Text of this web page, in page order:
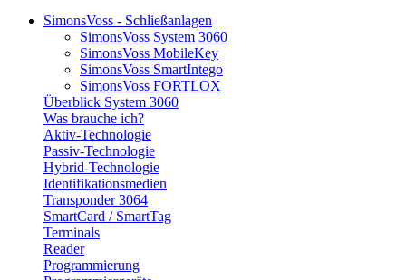
SimonsVoss - Schließanlagen
SimonsVoss System 3060
SimonsVoss MobileKey
SimonsVoss SmartIntego
SimonsVoss FORTLOX
Überblick System 3060
Was brauche ich?
Aktiv-Technologie
Passiv-Technologie
Hybrid-Technologie
Identifikationsmedien
Transponder 3064
SmartCard / SmartTag
Terminals
Reader
Programmierung